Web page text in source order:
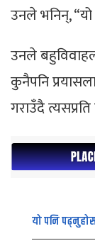
उनले भनिन्, “यो
उनले
कुनैपनि
गराउँदै
यो पनि